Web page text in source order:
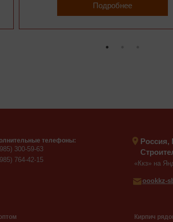
Подробнее
телефоны:
300-59-63
764-42-15
Россия,
«Ккз» на
oookkz-
Кирпич